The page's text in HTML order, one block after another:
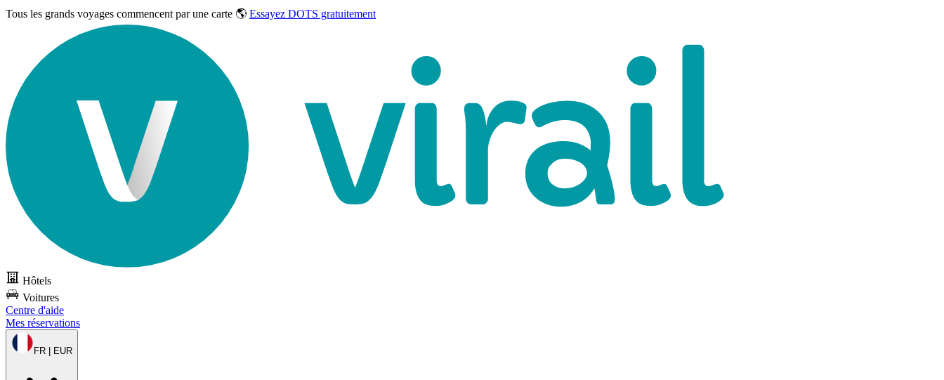
Tous les grands voyages commencent par une carte 🌎 Essayez DOTS gratuitement
Hôtels
Voitures
Centre d'aide
Mes réservations
FR | EUR